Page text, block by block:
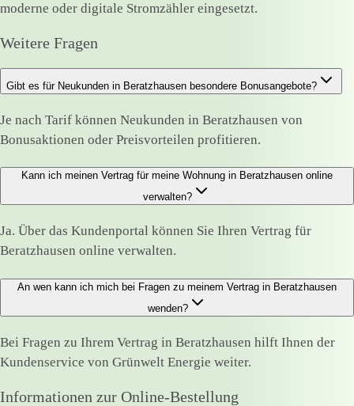
moderne oder digitale Stromzähler eingesetzt.
Weitere Fragen
Gibt es für Neukunden in Beratzhausen besondere Bonusangebote?
Je nach Tarif können Neukunden in Beratzhausen von
Bonusaktionen oder Preisvorteilen profitieren.
Kann ich meinen Vertrag für meine Wohnung in Beratzhausen online
verwalten?
Ja. Über das Kundenportal können Sie Ihren Vertrag für
Beratzhausen online verwalten.
An wen kann ich mich bei Fragen zu meinem Vertrag in Beratzhausen
wenden?
Bei Fragen zu Ihrem Vertrag in Beratzhausen hilft Ihnen der
Kundenservice von Grünwelt Energie weiter.
Informationen zur Online-Bestellung